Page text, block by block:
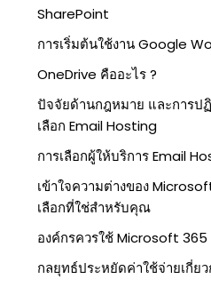
SharePoint
การเริ่มต้นใช้งาน Google
OneDrive คืออะไร ?
ปัจจัยด้านกฎหมาย และการป
เลือก Email Hosting
การเลือกผู้ให้บริการ Email
เข้าใจความต่างของ
เลือกที่ใช่สำหรับคุณ
องค์กรควรใช้ Microsoft
กลยุทธ์ประหยัดค่าใช้จ่ายเกี่ย